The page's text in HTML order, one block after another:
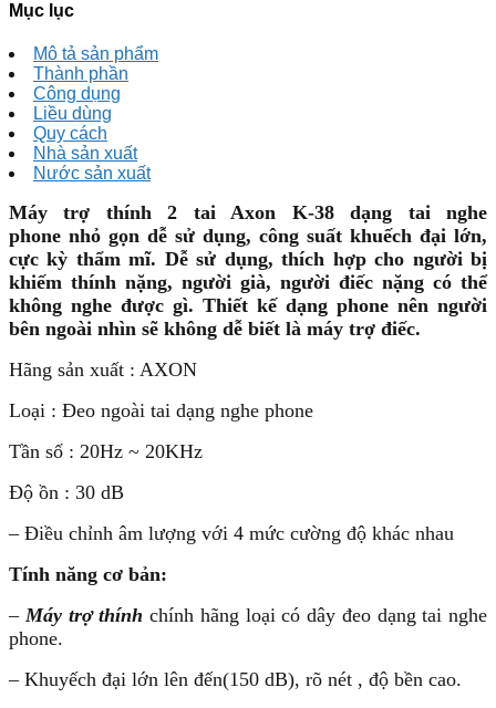
Mục lục
Mô tả sản phẩm
Thành phần
Công dụng
Liều dùng
Quy cách
Nhà sản xuất
Nước sản xuất
Máy trợ thính 2 tai Axon K-38 dạng tai nghe
phone nhỏ gọn dễ sử dụng, công suất khuếch đại lớn,
cực kỳ thẩm mĩ. Dễ sử dụng, thích hợp cho người bị
khiếm thính nặng, người già, người điếc nặng có thể
không nghe được gì. Thiết kế dạng phone nên người
bên ngoài nhìn sẽ không dễ biết là máy trợ điếc.
Hãng sản xuất : AXON
Loại : Đeo ngoài tai dạng nghe phone
Tần số : 20Hz ~ 20KHz
Độ ồn : 30 dB
– Điều chỉnh âm lượng với 4 mức cường độ khác nhau
Tính năng cơ bản:
–Máy trợ thính chính hãng loại có dây đeo dạng tai nghe
phone.
– Khuyếch đại lớn lên đến(150 dB), rõ nét , độ bền cao.